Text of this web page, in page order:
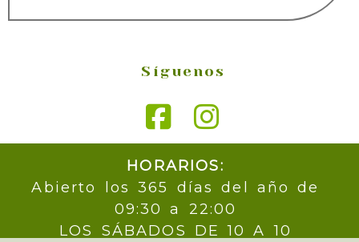
Síguenos
HORARIOS:
Abierto los 365 días del año de
09:30 a 22:00
LOS SÁBADOS DE 10 A 10